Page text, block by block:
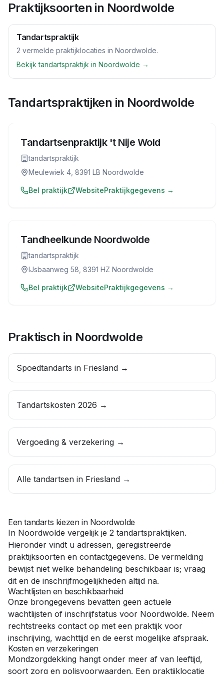
Praktijksoorten in Noordwolde
Tandartspraktijk
2 vermelde praktijklocaties in Noordwolde.
Bekijktandartspraktijk in Noordwolde →
Tandartspraktijken in Noordwolde
Tandartsenpraktijk 't Nije Wold
tandartspraktijk
Meulewiek 4, 8391 LB Noordwolde
Bel praktijk WebsitePraktijkgegevens →
Tandheelkunde Noordwolde
tandartspraktijk
IJsbaanweg 58, 8391 HZ Noordwolde
Bel praktijk WebsitePraktijkgegevens →
Praktisch in Noordwolde
Spoedtandarts in Friesland →
Tandartskosten 2026 →
Vergoeding & verzekering →
Alle tandartsen in Friesland →
Een tandarts kiezen in Noordwolde
In Noordwolde vergelijk je 2 tandartspraktijken.
Hieronder vindt u adressen, geregistreerde
praktijksoorten en contactgegevens. De vermelding
bewijst niet welke behandeling beschikbaar is; vraag
dit en de inschrijfmogelijkheden altijd na.
Wachtlijsten en beschikbaarheid
Onze brongegevens bevatten geen actuele
wachtlijsten of inschrijfstatus voor Noordwolde. Neem
rechtstreeks contact op met een praktijk voor
inschrijving, wachttijd en de eerst mogelijke afspraak.
Kosten en verzekeringen
Mondzorgdekking hangt onder meer af van leeftijd,
soort zorg en polisvoorwaarden. Een praktijklocatie